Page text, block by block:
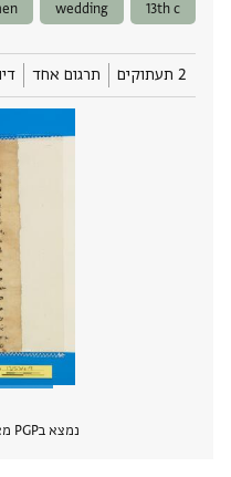
13th c
wedding
2 תעתוקים תרגום אחד
נמצא בPGP מאז